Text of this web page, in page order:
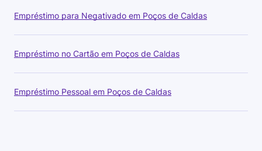
Empréstimo para Negativado em Poços de Caldas
Empréstimo no Cartão em Poços de Caldas
Empréstimo Pessoal em Poços de Caldas